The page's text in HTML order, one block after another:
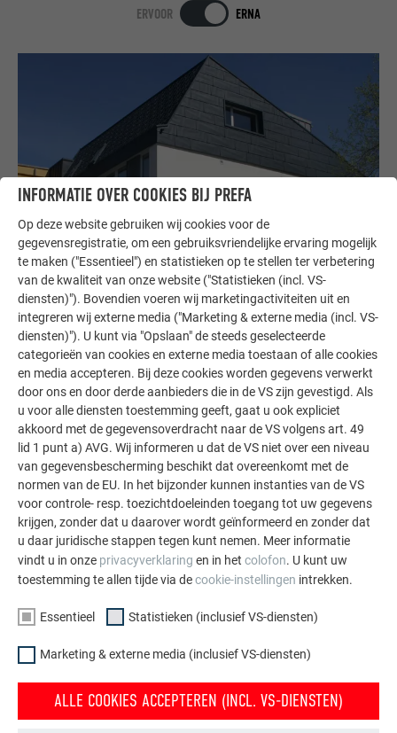
ERVOOR ERNA
ERVOOR ERNA
TERUG NAAR DE RENOVATIEGALERIJ
In slechts een paar stappen kunt u nu offertes aanvragen bij
PREFA dakdekkers of loodgieters bij u in de buurt, allemaal
INFORMATIE OVER COOKIES BIJ PREFA
Op deze website gebruiken wij cookies voor de
gegevensregistratie, om een gebruiksvriendelijke ervaring mogelijk
te maken ("Essentieel") en statistieken op te stellen ter verbetering
van de kwaliteit van onze website ("Statistieken (incl. VS-
diensten)"). Bovendien voeren wij marketingactiviteiten uit en
integreren wij externe media ("Marketing & externe media (incl. VS-
diensten)"). U kunt via "Opslaan" de steeds geselecteerde
categorieën van cookies en externe media toestaan of alle cookies
en media accepteren. Bij deze cookies worden gegevens verwerkt
door ons en door derde aanbieders die in de VS zijn gevestigd. Als
u voor alle diensten toestemming geeft, gaat u ook expliciet
akkoord met de gegevensoverdracht naar de VS volgens art. 49
lid 1 punt a) AVG. Wij informeren u dat de VS niet over een niveau
van gegevensbescherming beschikt dat overeenkomt met de
normen van de EU. In het bijzonder kunnen instanties van de VS
voor controle- resp. toezichtdoeleinden toegang tot uw gegevens
krijgen, zonder dat u daarover wordt geïnformeerd en zonder dat
u daar juridische stappen tegen kunt nemen. Meer informatie
vindt u in onze privacyverklaring en in het colofon. U kunt uw
toestemming te allen tijde via decookie-instellingen intrekken.
Essentieel Statistieken (inclusief VS-diensten)
Marketing & externe media (inclusief VS-diensten)
ALLE COOKIES ACCEPTEREN (INCL. VS-DIENSTEN)